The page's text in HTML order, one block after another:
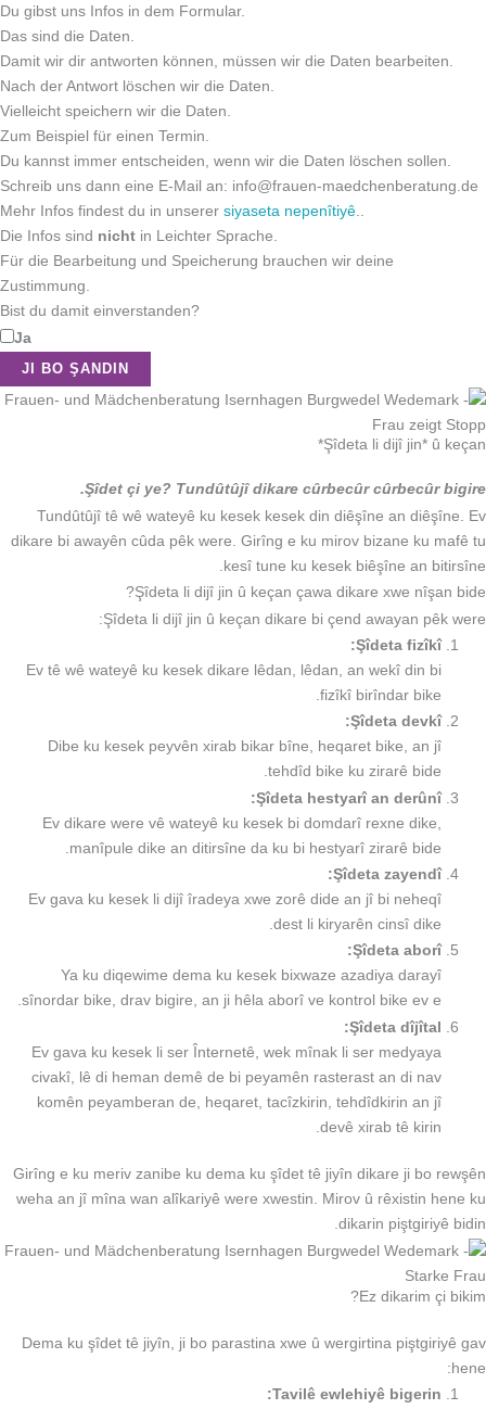
Du gibst uns Infos in dem Formular.
Das sind die Daten.
Damit wir dir antworten können, müssen wir die Daten bearbeiten.
Nach der Antwort löschen wir die Daten.
Vielleicht speichern wir die Daten.
Zum Beispiel für einen Termin.
Du kannst immer entscheiden, wenn wir die Daten löschen sollen.
Schreib uns dann eine E-Mail an: info@frauen-maedchenberatung.de
Mehr Infos findest du in unserer siyaseta nepenîtiyê..
Die Infos sind nicht in Leichter Sprache.
Für die Bearbeitung und Speicherung brauchen wir deine
Zustimmung.
Bist du damit einverstanden?
Ja
Please leave this field empty.
Şîdeta li dijî jin* û keçan*
Şîdet çi ye? Tundûtûjî dikare cûrbecûr cûrbecûr bigire.
Tundûtûjî tê wê wateyê ku kesek kesek din diêşîne an diêşîne. Ev
dikare bi awayên cûda pêk were. Girîng e ku mirov bizane ku mafê tu
kesî tune ku kesek biêşîne an bitirsîne.
Şîdeta li dijî jin û keçan çawa dikare xwe nîşan bide?
Şîdeta li dijî jin û keçan dikare bi çend awayan pêk were:
Şîdeta fizîkî:
Ev tê wê wateyê ku kesek dikare lêdan, lêdan, an wekî din bi
fizîkî birîndar bike.
Şîdeta devkî:
Dibe ku kesek peyvên xirab bikar bîne, heqaret bike, an jî
tehdîd bike ku zirarê bide.
Şîdeta hestyarî an derûnî:
Ev dikare were vê wateyê ku kesek bi domdarî rexne dike,
manîpule dike an ditirsîne da ku bi hestyarî zirarê bide.
Şîdeta zayendî:
Ev gava ku kesek li dijî îradeya xwe zorê dide an jî bi neheqî
dest li kiryarên cinsî dike.
Şîdeta aborî:
Ya ku diqewime dema ku kesek bixwaze azadiya darayî
sînordar bike, drav bigire, an ji hêla aborî ve kontrol bike ev e.
Şîdeta dîjîtal:
Ev gava ku kesek li ser Înternetê, wek mînak li ser medyaya
civakî, lê di heman demê de bi peyamên rasterast an di nav
komên peyamberan de, heqaret, tacîzkirin, tehdîdkirin an jî
devê xirab tê kirin.
Girîng e ku meriv zanibe ku dema ku şîdet tê jiyîn dikare ji bo rewşên
weha an jî mîna wan alîkariyê were xwestin. Mirov û rêxistin hene ku
dikarin piştgiriyê bidin.
Ez dikarim çi bikim?
Dema ku şîdet tê jiyîn, ji bo parastina xwe û wergirtina piştgiriyê gav
hene:
Tavilê ewlehiyê bigerin: